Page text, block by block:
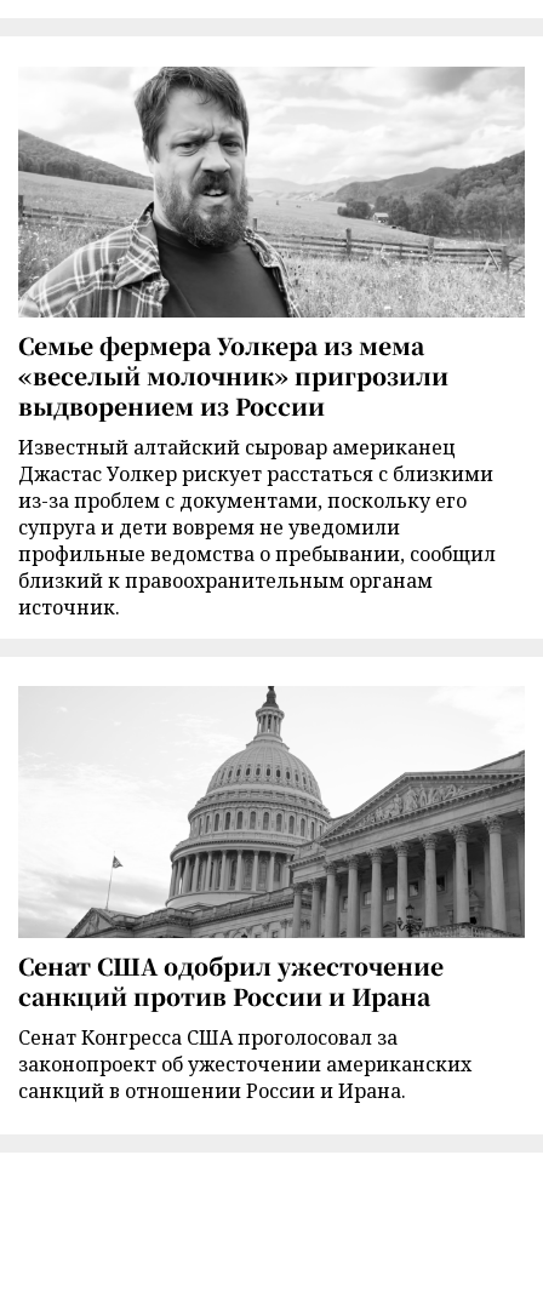
Семье фермера Уолкера из мема
«веселый молочник» пригрозили
выдворением из России
Известный алтайский сыровар американец
Джастас Уолкер рискует расстаться с близкими
из-за проблем с документами, поскольку его
супруга и дети вовремя не уведомили
профильные ведомства о пребывании, сообщил
близкий к правоохранительным органам
источник.
Сенат США одобрил ужесточение
санкций против России и Ирана
Сенат Конгресса США проголосовал за
законопроект об ужесточении американских
санкций в отношении России и Ирана.